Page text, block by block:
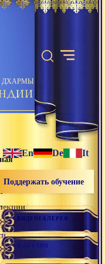
ДХАРМЫ
/
En De It
Поддержать обучение
ВИДЕОГАЛЕРЕЯ
МАГАЗИН